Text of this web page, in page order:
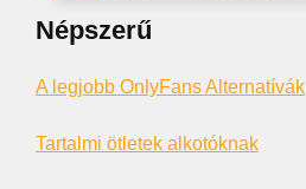
Népszerű
A legjobb OnlyFans Alternatívák
Tartalmi ötletek alkotóknak